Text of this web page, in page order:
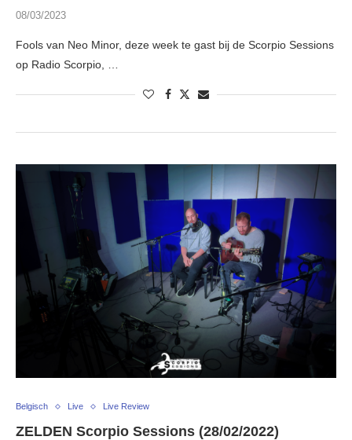
08/03/2023
Fools van Neo Minor, deze week te gast bij de Scorpio Sessions
op Radio Scorpio, …
Belgisch Live Live Review
ZELDEN Scorpio Sessions (28/02/2022)